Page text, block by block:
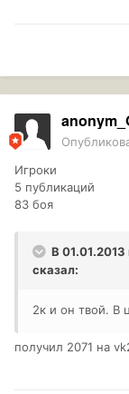
Игроки
5 публикаций
83 боя
В 01.01.2013
сказал:
2к и он твой. В
получил 2071 на